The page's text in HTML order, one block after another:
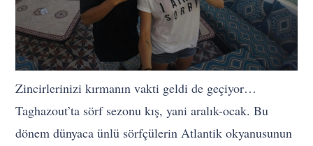
Zincirlerinizi kırmanın vakti geldi de geçiyor…
Taghazout’ta sörf sezonu kış, yani aralık-ocak. Bu
dönem dünyaca ünlü sörfçülerin Atlantik okyanusunun